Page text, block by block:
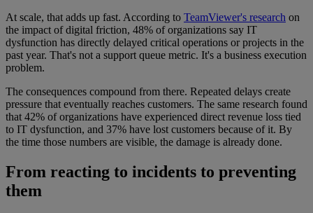
At scale, that adds up fast. According to TeamViewer's research on
the impact of digital friction, 48% of organizations say IT
dysfunction has directly delayed critical operations or projects in the
past year. That's not a support queue metric. It's a business execution
problem.
The consequences compound from there. Repeated delays create
pressure that eventually reaches customers. The same research found
that 42% of organizations have experienced direct revenue loss tied
to IT dysfunction, and 37% have lost customers because of it. By
the time those numbers are visible, the damage is already done.
From reacting to incidents to preventing
them